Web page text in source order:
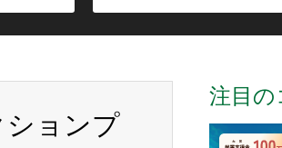
ョンプ
注目の